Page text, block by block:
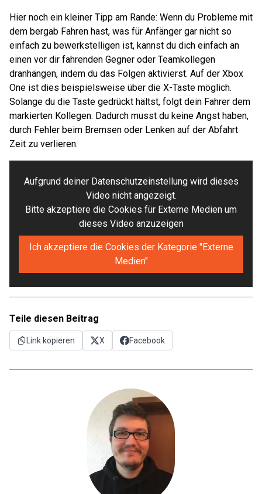
Hier noch ein kleiner Tipp am Rande: Wenn du Probleme mit
dem bergab Fahren hast, was für Anfänger gar nicht so
einfach zu bewerkstelligen ist, kannst du dich einfach an
einen vor dir fahrenden Gegner oder Teamkollegen
dranhängen, indem du das Folgen aktivierst. Auf der Xbox
One ist dies beispielsweise über die X-Taste möglich.
Solange du die Taste gedrückt hältst, folgt dein Fahrer dem
markierten Kollegen. Dadurch musst du keine Angst haben,
durch Fehler beim Bremsen oder Lenken auf der Abfahrt
Zeit zu verlieren.
Aufgrund deiner Datenschutzeinstellung wird dieses
Video nicht angezeigt.
Bitte akzeptiere die Cookies für Externe Medien um
dieses Video anzuzeigen
Ich akzeptiere die Cookies der Kategorie "Externe
Medien"
Teile diesen Beitrag
Link kopieren X Facebook